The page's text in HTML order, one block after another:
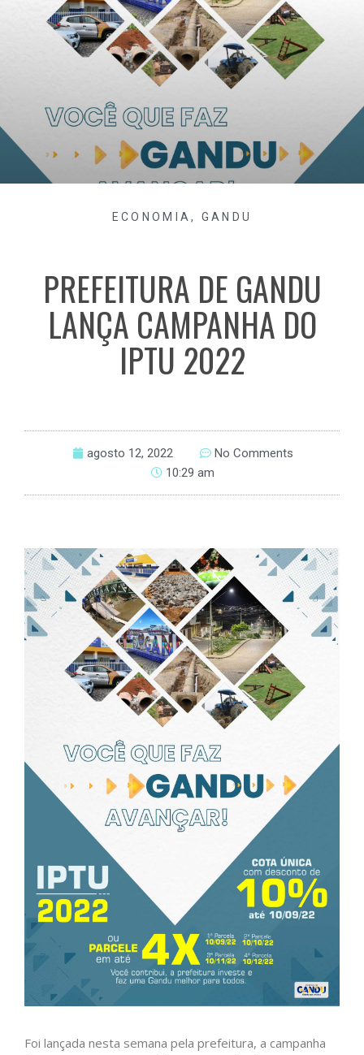
ECONOMIA, GANDU
PREFEITURA DE GANDU
LANÇA CAMPANHA DO
IPTU 2022
agosto 12, 2022
No Comments
10:29 am
Foi lançada nesta semana pela prefeitura, a campanha